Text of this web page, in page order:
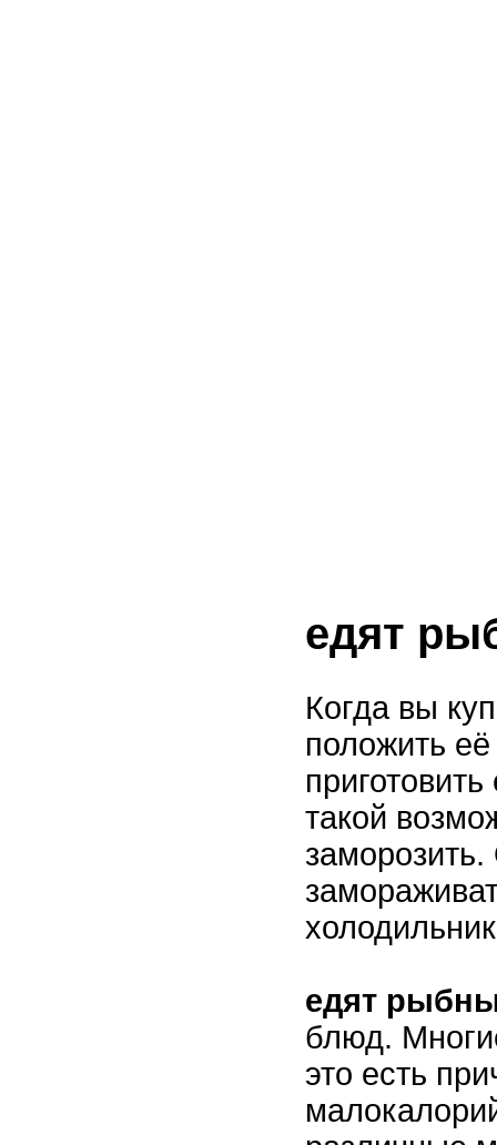
едят
Когда вы
положить
такой
едят
блюд.
это есть